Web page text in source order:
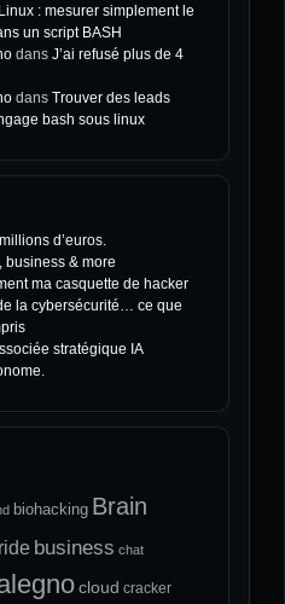
: mesurer simplement le
un script BASH
dans J’ai refusé plus de 4
dans Trouver des leads
bash sous linux
d’euros.
business & more
ma casquette de hacker
la cybersécurité… ce que
stratégique IA
biohacking Brain
business chat
cloud cracker